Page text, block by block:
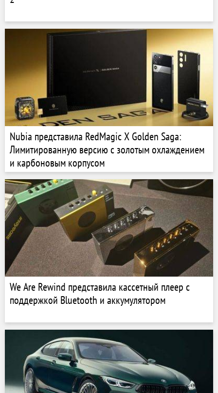
Nubia представила RedMagic X Golden Saga:
Лимитированную версию с золотым охлаждением
и карбоновым корпусом
We Are Rewind представила кассетный плеер с
поддержкой Bluetooth и аккумулятором